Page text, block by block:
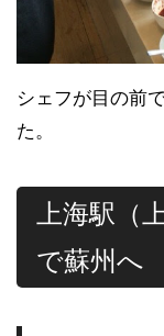
シェフが目の前
た。
上海駅（
で蘇州へ